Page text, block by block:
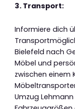
3. Transport:
Informiere dich
Bielefeld nach
Möbel und
zwischen einem
Umzug